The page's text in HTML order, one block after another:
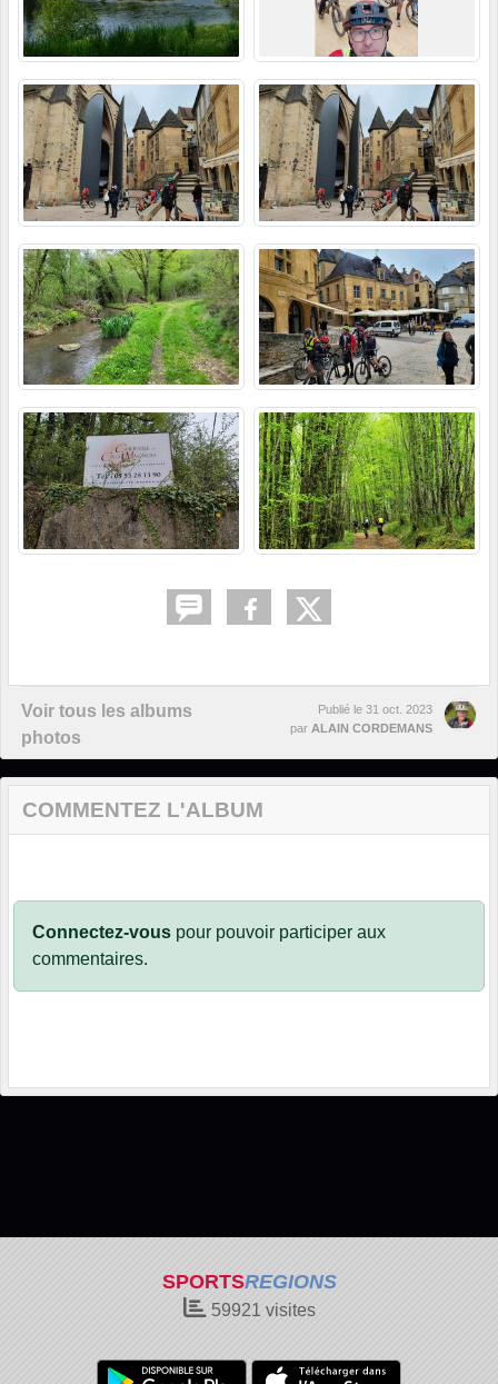
Voir tous les albums
photos
Publié le 31 oct. 2023
par ALAIN CORDEMANS
COMMENTEZ L'ALBUM
Connectez-vous pour pouvoir participer aux
commentaires.
SPORTSREGIONS
59921 visites